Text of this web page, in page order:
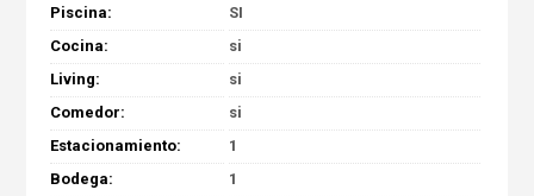
Piscina:
SI
Cocina:
si
Living:
si
Comedor:
si
Estacionamiento:
1
Bodega:
1